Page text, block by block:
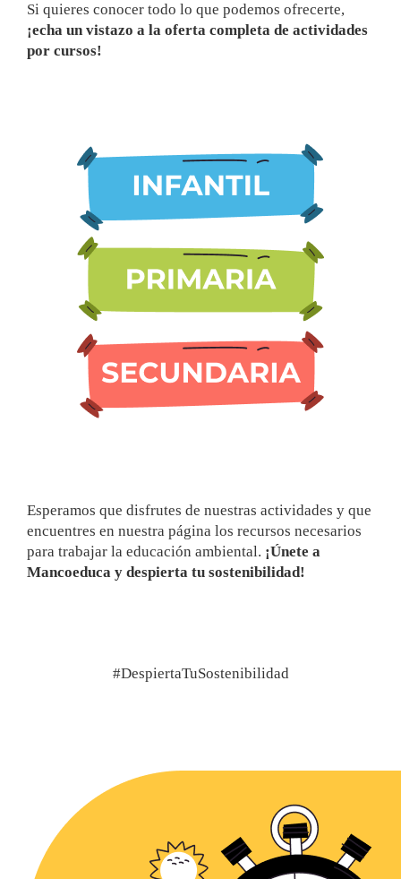
Si quieres conocer todo lo que podemos ofrecerte,
¡echa un vistazo a la oferta completa de actividades
por cursos!
Esperamos que disfrutes de nuestras actividades y que
encuentres en nuestra página los recursos necesarios
para trabajar la educación ambiental. ¡Únete a
Mancoeduca y despierta tu sostenibilidad!
#DespiertaTuSostenibilidad